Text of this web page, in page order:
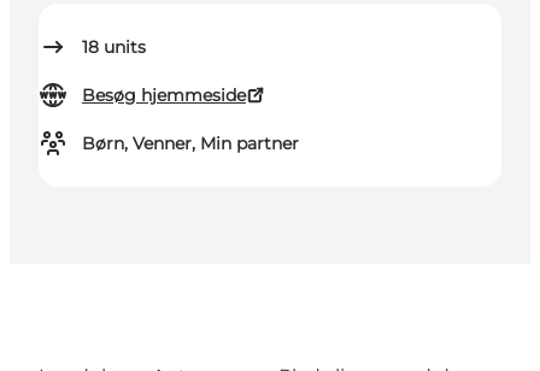
18 units
Besøg hjemmeside
Børn, Venner, Min partner